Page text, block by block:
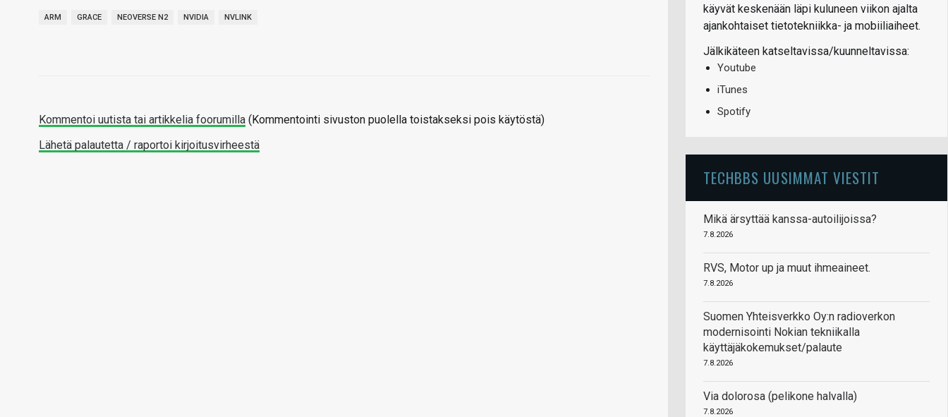
ARM GRACE NEOVERSE N2 NVIDIA NVLINK
Kommentoi uutista tai artikkelia foorumilla (Kommentointi sivuston puolella toistakseksi pois käytöstä)
Lähetä palautetta / raportoi kirjoitusvirheestä
käyvät keskenään läpi kuluneen viikon ajalta
ajankohtaiset tietotekniikka- ja mobiiliaiheet.
Jälkikäteen katseltavissa/kuunneltavissa:
Youtube
iTunes
Spotify
TECHBBS UUSIMMAT VIESTIT
Mikä ärsyttää kanssa-autoilijoissa?
7.8.2026
RVS, Motor up ja muut ihmeaineet.
7.8.2026
Suomen Yhteisverkko Oy:n radioverkon
modernisointi Nokian tekniikalla
käyttäjäkokemukset/palaute
7.8.2026
Via dolorosa (pelikone halvalla)
7.8.2026